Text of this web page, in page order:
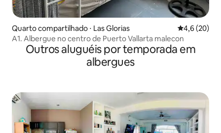
Quarto compartilhado ⋅ Las Glorias 4,6 de uma
4,6 (20)
A1. Albergue no centro de Puerto Vallarta malecon
Outros aluguéis por temporada em
albergues